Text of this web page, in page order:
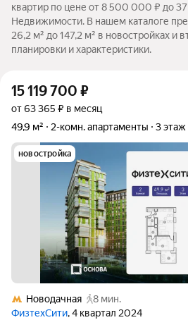
квартир по цене от 8 500 000 ₽ до
Недвижимости. В нашем каталоге
26,2 м² до 147,2 м² в новостройках
планировки и характеристики.
15 119 700 ₽
от 63 365 ₽ в месяц
49,9 м²
2-комн. апартаменты 3 этаж
новостройка
Новодачная
8 мин.
ФизтехСити, 4 квартал 2024